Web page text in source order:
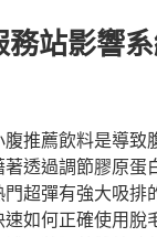
站影響
推薦飲料是導致
透過調節膠原蛋
超彈有強大吸排
如何正確使用脫